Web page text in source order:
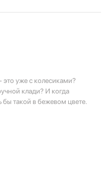
это уже с колесиками?
клади? И когда
бы такой в бежевом цвете.